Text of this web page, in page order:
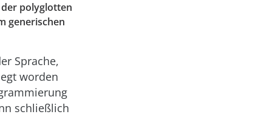
der polyglotten
generischen
Sprache,
worden
schließlich